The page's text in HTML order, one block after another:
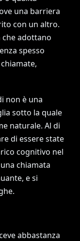
una barriera
con un altro.
che adottano
spesso
non è una
sotto la quale
naturale. Al di
di essere state
cognitivo nel
chiamata
e si
abbastanza